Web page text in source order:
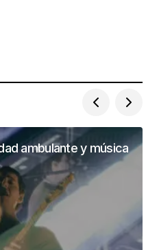
ambulante y música